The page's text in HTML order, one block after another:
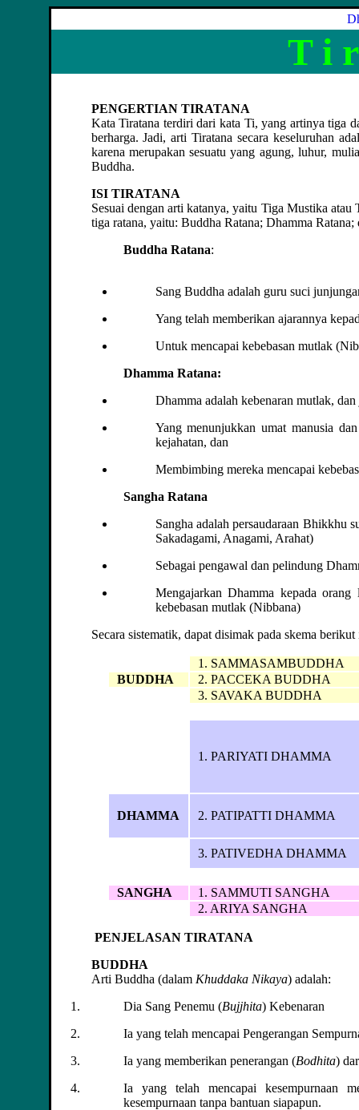
T i
PENGERTIAN TIRATANA
Kata Tiratana terdiri dari kata Ti, yang artinya tiga
berharga. Jadi, arti Tiratana secara keseluruhan
karena merupakan sesuatu yang agung, luhur,
Buddha.
ISI TIRATANA
Sesuai dengan arti katanya, yaitu Tiga Mustika
tiga ratana, yaitu: Buddha Ratana; Dhamma Ratana;
Buddha Ratana:
Sang Buddha adalah guru suci
Yang telah memberikan ajarannya
Untuk mencapai kebebasan mutlak
Dhamma Ratana:
Dhamma adalah kebenaran mutlak,
Yang menunjukkan umat manusia
kejahatan, dan
Membimbing mereka mencapai
Sangha Ratana
Sangha adalah persaudaraan Bhikkhu
Sakadagami, Anagami, Arahat)
Sebagai pengawal dan pelindung
Mengajarkan Dhamma kepada
kebebasan mutlak (Nibbana)
Secara sistematik, dapat disimak pada skema berikut
1. SAMMASAMBUDDHA
BUDDHA
2. PACCEKA BUDDHA
3. SAVAKA BUDDHA
1. PARIYATI DHAMMA
DHAMMA 2. PATIPATTI DHAMMA
3. PATIVEDHA DHAMMA
SANGHA
1. SAMMUTI SANGHA
2. ARIYA SANGHA
PENJELASAN TIRATANA
BUDDHA
Arti Buddha (dalam Khuddaka Nikaya) adalah:
Dia Sang Penemu (Bujjhita) Kebenaran
Ia yang telah mencapai Pengerangan
Ia yang memberikan penerangan (Bodhita)
Ia yang telah mencapai kesempurnaan
kesempurnaan tanpa bantuan siapapun.